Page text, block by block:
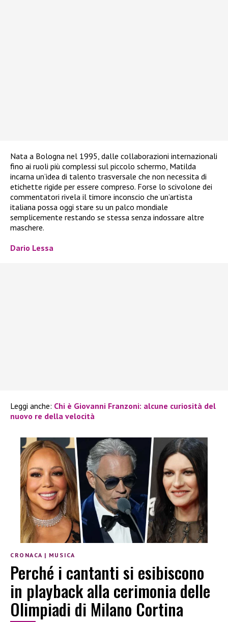
Nata a Bologna nel 1995, dalle collaborazioni internazionali
fino ai ruoli più complessi sul piccolo schermo, Matilda
incarna un’idea di talento trasversale che non necessita di
etichette rigide per essere compreso. Forse lo scivolone dei
commentatori rivela il timore inconscio che un’artista
italiana possa oggi stare su un palco mondiale
semplicemente restando se stessa senza indossare altre
maschere.
Dario Lessa
Leggi anche: Chi è Giovanni Franzoni: alcune curiosità del
nuovo re della velocità
CRONACA | MUSICA
Perché i cantanti si esibiscono
in playback alla cerimonia delle
Olimpiadi di Milano Cortina